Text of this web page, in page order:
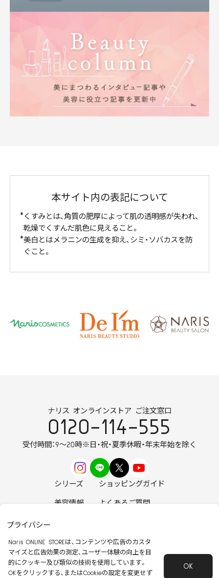
本サイト内の表記について
くすみとは、角質の肥厚によって肌の透明感が失われ、
乾燥でくすんだ肌色に見えること。
美白とはメラニンの生成を抑え、シミ・ソバカスを防
ぐこと。
ナリス オンラインストア ご注文窓口
0120-114-555
受付時間：9～20時※日・祝・夏季休暇・年末年始を除く
シリーズ ショッピングガイド
美容情報 よくあるご質問
安心して安全にご使用いただくために
プライバシー
Naris ONLINE STOREは、コンテンツや広告のカスタ
マイズと広告効果の測定、ユーザー体験の向上を目
的にクッキー及び類似の技術を使用しています。
OKをクリックする、またはCookieの設定を変更せず
OK